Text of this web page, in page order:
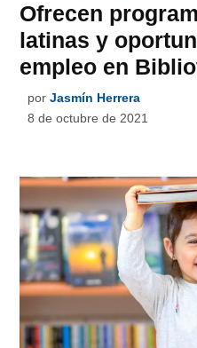
Ofrecen
latinas y
empleo en
por Jasmín Herrera
8 de octubre de 2021